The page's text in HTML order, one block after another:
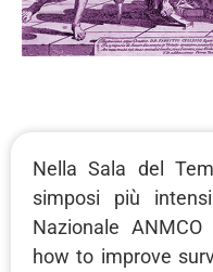
Nella Sala del
simposi più
Nazionale ANMCO
how to improve